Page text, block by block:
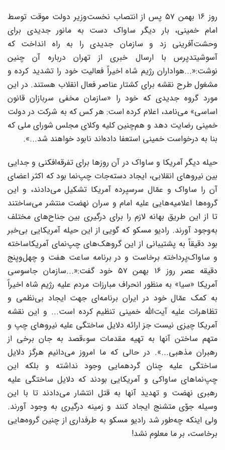
روز ۱۶ بهمن ۵۷ پس از انتصاب نخست‌وزیر دولت موقت توسط
امام خمینی، بار دیگر ساواک دست به مانور جدیدی برای
وحشت‌آفرینی زد و سازمان جدیدی را به راه انداخت که
آسوشیتدپرس با ارسال خبری از تهران درباره آن چنین
نوشت:«...هواداران رژیم شاه اخیراً فعالیت خود را تشدید کرده و
مشغول طرح نقشه برای کشتار عناصر فعال انقلاب هستند. در این
مورد گروه جدیدی که خود را «سازمان مخفی سربازان قانون
اساسی» می‌نامد، اعلام کرده است: هر کس که به شرکت در دولت
خمینی رضایت دهد و هم‌چنین کلیه وکلای مجلس شورای ملی که
بنا به درخواست خمینی استعفا داده‌اند نابود خواهند شد...».
حیله دیگر آمریکا و ساواک در آن روزها برای تفرقه‌افکنی و جدایی
بین نیروهای انقلابی، ایجاد دسته‌جات چپ‌نما بود که اکثر اعضای
آن را ساواک و عمّال سرسپرده آمریکا تشکیل می‌دادند، و این
گروه‌ها اعلامیه‌هایی علیه امام و سران نهضت منتشر می‌ساختند
تا از این طریق بهانه لازم را برای درگیری بین جناح‌های مختلف
به‌وجود آورند. رادیو مسکو که گویی از این حیله آمریکایی بی‌خبر
بود دقیقاً به پشتیبانی از این گروهک‌های چپ‌نمای آمریکاساخته
و ساواک‌پرداخته برخاست و در برنامه ساعت هفت و چهل‌وپنج
دقیقه عصر روز ۱۶ بهمن ۵۷ خود گفت:«...سازمان جاسوسی
آمریکا «سیا» به منظور انحراف مبارزات مردم علیه رژیم شاه اخیراً
به کمک عمّال خود در ایران برنامه‌ای جهت ایجاد بی‌نظمی و
تظاهرات علیه آیت‌الله خمینی تنظیم کرده است... و این نقشه
آمریکا چیزی نیست جز ارائه دلایل ساختگی علیه نیروهای چپ و
متهم ساختن آنها به تهیه مقدمات سوءقصد به جان برخی از
رهبران مذهبی...». در حالی که ما امروز می‌دانیم هرگز دلایل
ساختگی علیه چنان گردهمایی وجود نداشته و بلکه این
چپ‌نماهای ساواکی و آمریکایی بودند که دلایل ساختگی علیه
رهبری نهضت و تهدید آنها به قتل انتشار می‌دادند تا با این
وسیله جوّی متشنج ایجاد کنند و زمینه درگیری به وجود آورند.
ولی اینکه چه‌طور شد رادیو مسکو به طرفداری از چنین گروه‌هایی
برخاست، بر ما معلوم نشد!